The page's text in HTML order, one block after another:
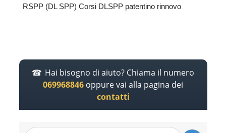
RSPP (DL SPP) Corsi DLSPP patentino rinnovo
Hai bisogno di aiuto? Chiama il numero
069968846 oppure vai alla pagina dei
contatti